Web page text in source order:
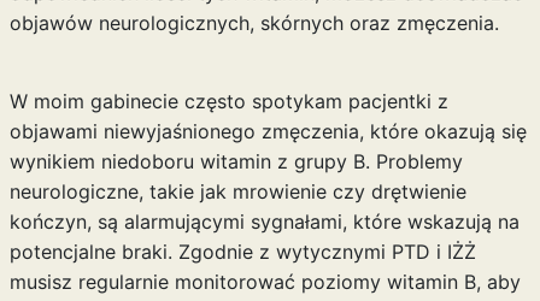
objawów neurologicznych, skórnych oraz zmęczenia.
W moim gabinecie często spotykam pacjentki z
objawami niewyjaśnionego zmęczenia, które okazują się
wynikiem niedoboru witamin z grupy B. Problemy
neurologiczne, takie jak mrowienie czy drętwienie
kończyn, są alarmującymi sygnałami, które wskazują na
potencjalne braki. Zgodnie z wytycznymi PTD i IŻŻ
musisz regularnie monitorować poziomy witamin B, aby